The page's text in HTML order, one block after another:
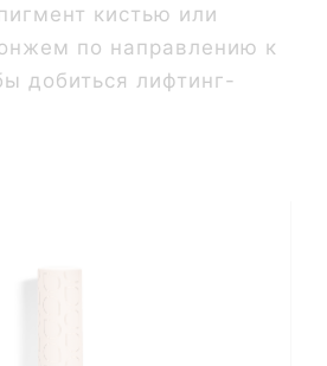
кистью или
по направлению к
добиться лифтинг-